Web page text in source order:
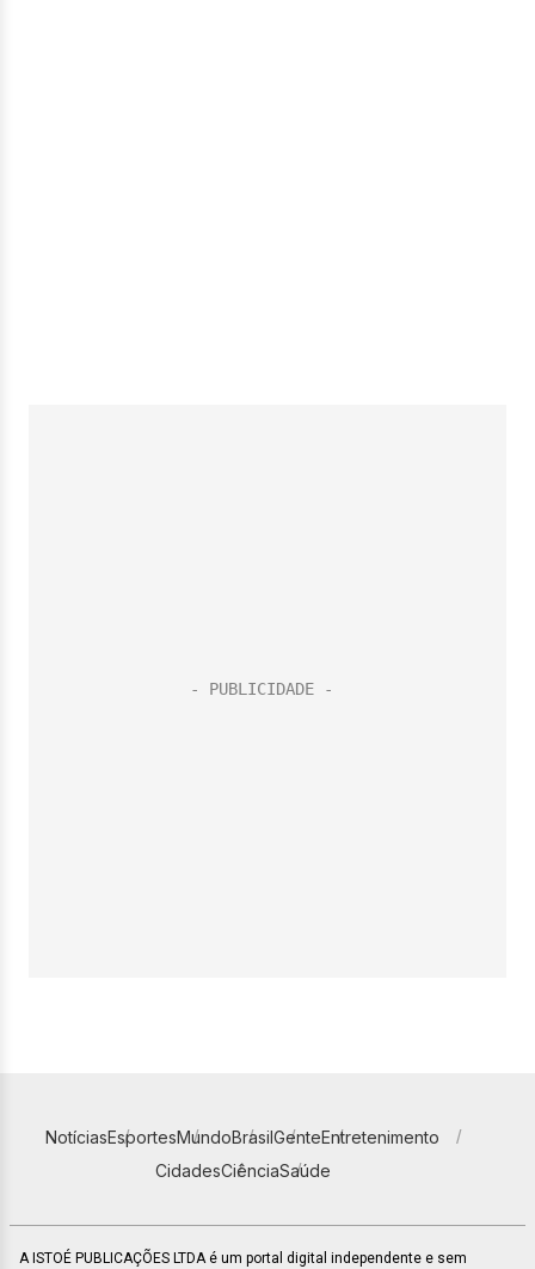
NotíciasEsportesMundoBrasilGenteEntretenimento
CidadesCiênciaSaúde
A ISTOÉ PUBLICAÇÕES LTDA é um portal digital independente e sem